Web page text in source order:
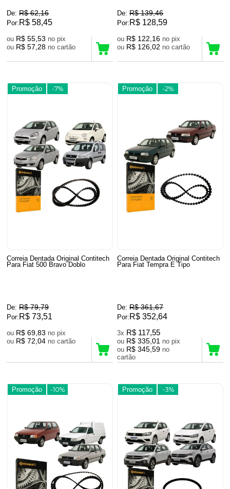
De: R$ 62,16
Por: R$ 58,45
ou R$ 55,53
no pix
ou R$ 57,28 no cartão
De: R$ 139,46
Por: R$ 128,59
ou R$ 122,16
no pix
ou R$ 126,02 no cartão
Promoção -7%
Correia Dentada Original Contitech
Para Fiat 500 Bravo Doblo
De: R$ 79,79
Por: R$ 73,51
ou R$ 69,83
no pix
ou R$ 72,04 no cartão
Promoção -2%
Correia Dentada Original Contitech
Para Fiat Tempra E Tipo
De: R$ 361,67
Por: R$ 352,64
3x R$ 117,55
ou R$ 335,01
no pix
ou R$ 345,59 no
cartão
Promoção -10% Promoção -3%